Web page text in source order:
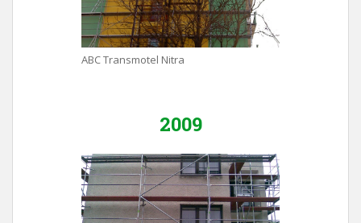
ABC Transmotel Nitra
2009